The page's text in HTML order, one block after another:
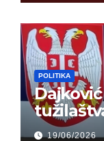
POLITIKA
gusle
19/06/2026